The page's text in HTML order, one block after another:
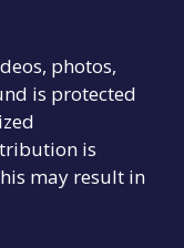
photos,
is protected
is
may result in